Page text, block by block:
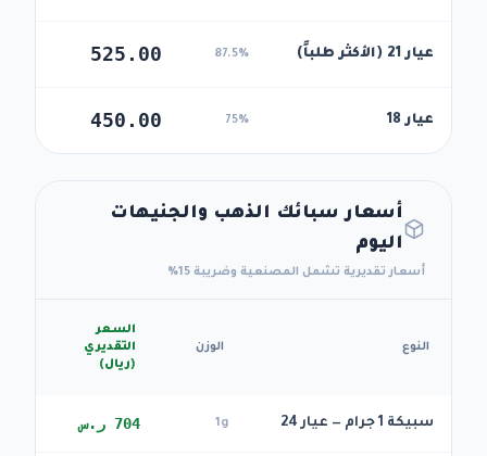
عيار 21 (الأكثر طلباً) 87.5%
525.00
عيار 18 75%
450.00
أسعار سبائك الذهب والجنيهات
اليوم
أسعار تقديرية تشمل المصنعية وضريبة 15%
النوع الوزن
السعر
التقديري
(ريال)
سبيكة 1 جرام — عيار 24 1g 704 ر.س